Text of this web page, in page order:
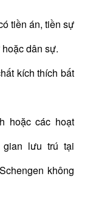
tiền án, tiền sự
dân sự.
kích thích bất
hoặc các hoạt
gian lưu trú tại
không